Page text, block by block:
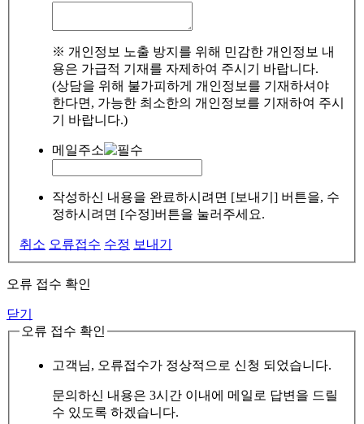
※ 개인정보 노출 방지를 위해 민감한 개인정보 내
용은 가급적 기재를 자제하여 주시기 바랍니다.
(상담을 위해 불가피하게 개인정보를 기재하셔야
한다면, 가능한 최소한의 개인정보를 기재하여 주시
기 바랍니다.)
메일주소
작성하신 내용을 완료하시려면 [보내기] 버튼을, 수
정하시려면 [수정]버튼을 눌러주세요.
취소 오류접수 수정 보내기
오류 접수 확인
닫기
오류 접수 확인
고객님, 오류접수가 정상적으로 신청 되었습니다.
문의하신 내용은 3시간 이내에 메일로 답변을 드릴
수 있도록 하겠습니다.